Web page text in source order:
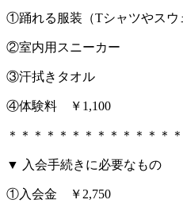
①踊れる服装（Tシャツやスウ
②室内用スニーカー
③汗拭きタオル
④体験料 ￥1,100
＊＊＊＊＊＊＊＊＊＊＊＊＊
▼ 入会手続きに必要なもの
①入会金 ￥2,750